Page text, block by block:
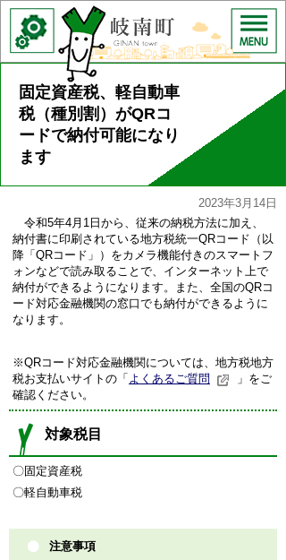
固定資産税、軽自動車
税（種別割）がQRコ
ードで納付可能になり
ます
2023年3月14日
令和5年4月1日から、従来の納税方法に加え、
納付書に印刷されている地方税統一QRコード（以
降「QRコード」）をカメラ機能付きのスマートフ
ォンなどで読み取ることで、インターネット上で
納付ができるようになります。また、全国のQRコ
ード対応金融機関の窓口でも納付ができるように
なります。
※QRコード対応金融機関については、地方税地方
税お支払いサイトの「 よくあるご質問
」をご
確認ください。
対象税目
〇固定資産税
〇軽自動車税
注意事項